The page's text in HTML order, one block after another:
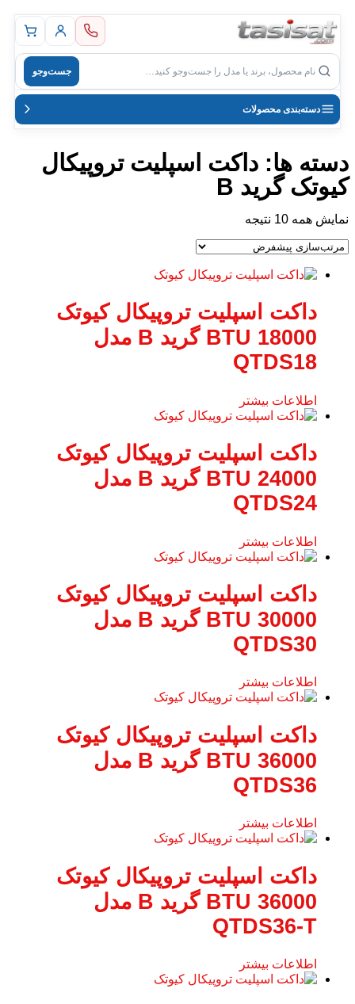
جست‌وجو
دسته‌بندی محصولات
دسته ها: داکت اسپلیت تروپیکال
کیوتک گرید B
نمایش همه 10 نتیجه
داکت اسپلیت تروپیکال کیوتک
18000 BTU گرید B مدل
QTDS18
اطلاعات بیشتر
داکت اسپلیت تروپیکال کیوتک
24000 BTU گرید B مدل
QTDS24
اطلاعات بیشتر
داکت اسپلیت تروپیکال کیوتک
30000 BTU گرید B مدل
QTDS30
اطلاعات بیشتر
داکت اسپلیت تروپیکال کیوتک
36000 BTU گرید B مدل
QTDS36
اطلاعات بیشتر
داکت اسپلیت تروپیکال کیوتک
36000 BTU گرید B مدل
QTDS36-T
اطلاعات بیشتر